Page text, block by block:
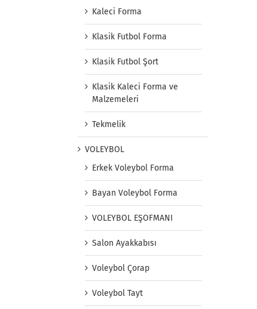
Kaleci Forma
Klasik Futbol Forma
Klasik Futbol Şort
Klasik Kaleci Forma ve
Malzemeleri
Tekmelik
VOLEYBOL
Erkek Voleybol Forma
Bayan Voleybol Forma
VOLEYBOL EŞOFMANI
Salon Ayakkabısı
Voleybol Çorap
Voleybol Tayt